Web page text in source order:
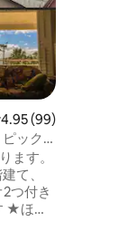
ビュー99件、5つ星
4.95 (99)
ック
ます。
て、
つ付き
★ほぼ